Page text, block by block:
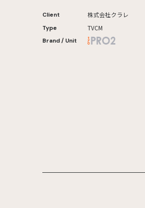
Client 株式会社クラレ
Type TVCM
Brand / Unit